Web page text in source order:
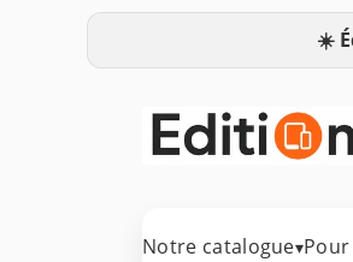
☀️
Notre catalogue▾